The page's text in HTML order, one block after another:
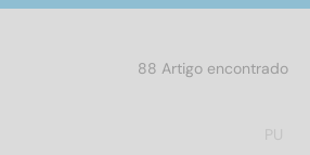
88 Artigo encontrado
PU